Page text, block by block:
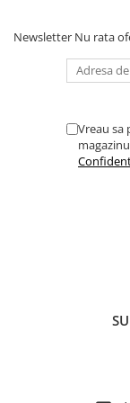
Newsletter Nu rata
Vreau sa